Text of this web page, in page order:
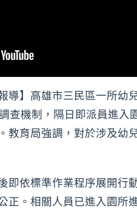
導】高雄市三民區一所
查機制，隔日即派員進
教育局強調，對於涉及幼
即依標準作業程序展開行
正。相關人員已進入園所